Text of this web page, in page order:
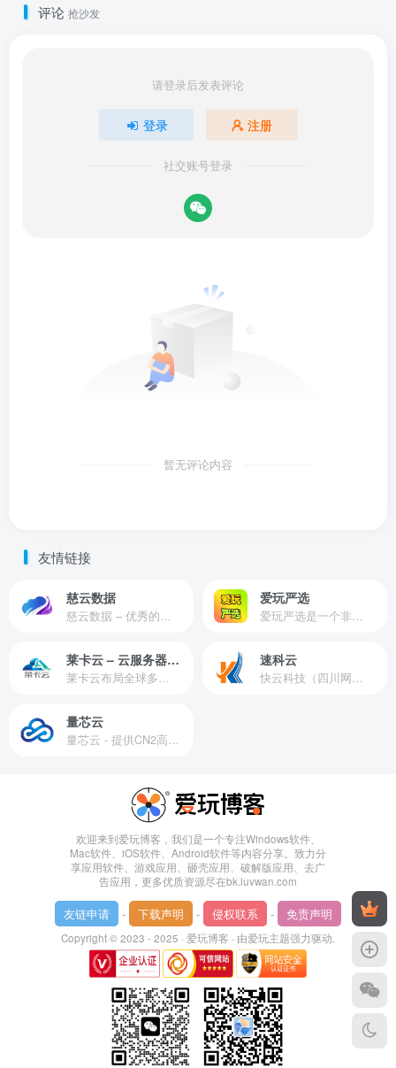
评论 抢沙发
请登录后发表评论
登录 注册
社交账号登录
暂无评论内容
友情链接
慈云数据
慈云数据 – 优秀的云服务器服务商，提供最具有性价比的产品。慈云数据是开发者必不可少的良心云
爱玩严选
爱玩严选是一个非常有保障且性价比极高的虚拟商城，包括但不限于苹果证书、技术指导、会员充值等多种虚拟服务！
莱卡云 – 云服务器提供商
莱卡云布局全球多个地理区域。提供服务有：境外云服务器、国内云服务器、独立服务器、服务器托管、CDN、SSL证书、游戏服务器等业务。
速科云
快云科技（四川网联快云科技有限公司）成立于2021年，主营互联网业务平台服务提供商。公司专注为用户提供低价高性能云计算产品，致力于云计算应用的易用性开发，并引导云计算在国内普及
量芯云
量芯云 - 提供CN2高速香港美国云服务器&专业高防服务器租用等云服务器供应商
欢迎来到爱玩博客，我们是一个专注Windows软件、
Mac软件、iOS软件、Android软件等内容分享。致力分
享应用软件、游戏应用、砸壳应用、破解版应用、去广
告应用，更多优质资源尽在bk.luvwan.com
友链申请 - 下载声明 - 侵权联系 - 免责声明
Copyright © 2023 - 2025 · 爱玩博客 · 由爱玩主题强力驱动.